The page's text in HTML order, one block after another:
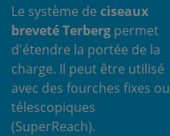
Le système de ciseaux
breveté Terberg permet
d'étendre la portée de la
charge. Il peut être utilisé
avec des fourches fixes ou
télescopiques
(SuperReach).